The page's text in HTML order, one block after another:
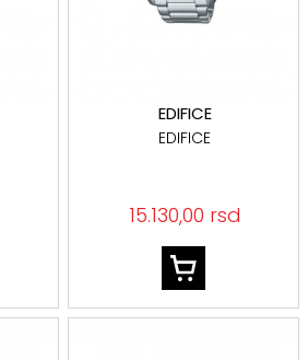
EDIFICE
EDIFICE
15.130,00 rsd